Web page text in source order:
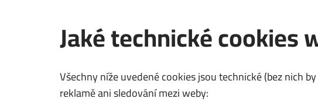
Jaké technické cookies
Všechny níže uvedené cookies jsou technické (bez nich
reklamě ani sledování mezi weby: